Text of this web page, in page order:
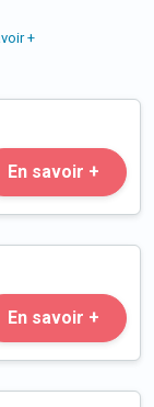
+
En savoir +
En savoir +